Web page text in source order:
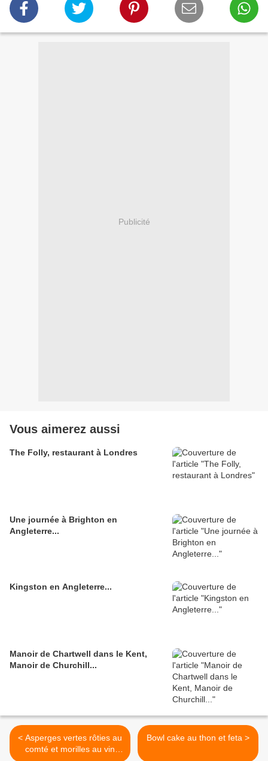
Publicité
Vous aimerez aussi
The Folly, restaurant à Londres
Une journée à Brighton en
Angleterre...
Kingston en Angleterre...
Manoir de Chartwell dans le Kent,
Manoir de Churchill...
< Asperges vertes rôties au
comté et morilles au vin
Bowl cake au thon et feta >